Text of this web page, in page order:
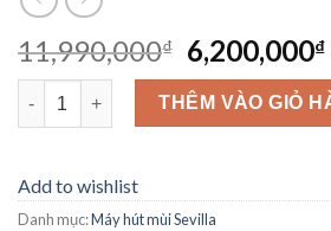
11,990,000₫ Giá
gốc
là:
6,200,000₫
Máy hút mùi Sevilla SV 70K1 số lượng
THÊM VÀO GIỎ
Add to wishlist
Danh mục:Máy hút mùi Sevilla